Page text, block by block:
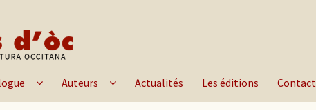
Auteurs Actualités Les éditions Contact